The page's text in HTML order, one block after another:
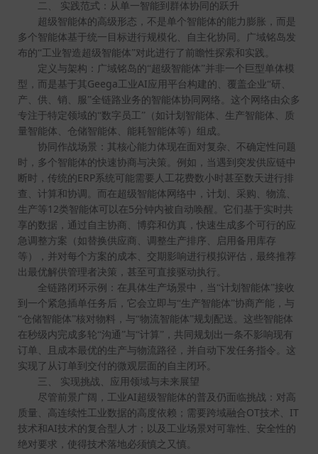
二、
实践范式：从单一智能到群体协同的跃升
超级智能体的高级形态，不是单个智能体的能力膨胀，而是
多个智能体基于统一目标进行规模化、自主化协同。广域铭岛发
布的“工业智造超级智能体”对此进行了前瞻性探索和实践。
定义与架构：广域铭岛的“超级智能体”并非一个巨型单体模
型，而是基于其 Geega工业AI应用平台构建的、覆盖企业“研、
产、供、销、服”全链路业务的智能体协同网络。这个网络由众多
专注于特定领域的“数字员工”（如计划智能体、生产智能体、质
量智能体、仓储智能体、能耗智能体等）组成。
协同作战场景：其核心能力体现在面对复杂、不确定性问题
时，多个智能体的快速协商与决策。例如，当遇到突发供应链中
断时，传统的ERP系统可能需要人工花费数小时甚至数天进行排
查、计算和协调。而在超级智能体网络中，计划、采购、物流、
生产等 12类智能体可以在5分钟内被自动唤醒。它们基于实时共
享的数据，通过自主协商、博弈和仿真，快速生成多个可行的应
急调整方案（如替换供应商、调整生产排序、启用备用库存
等），并对每个方案的成本、交期影响进行模拟评估，最终推荐
出最优解供管理者决策，甚至可直接驱动执行。
全链路闭环示例：在具体生产场景中，当“计划智能体”接收
到一个紧急插单任务后，它会立即与“生产智能体”协商产能，与
“仓储智能体”核对物料，与“物流智能体”规划配送。这些智能体
在秒级内完成多轮“沟通”与“计算”，共同规划出一条不影响现有
订单、且成本最优的生产与物流路径，并自动下发任务指令。这
实现了从订单到交付的微观层面的自主闭环。
三、
实现挑战、应用领域与未来展望
尽管前景广阔，工业AI超级智能体的普及仍面临挑战：对高
质量、高连续性工业数据的高度依赖；需要跨域融合OT技术、 IT
技术和 AI技术的复合型人才；以及工业场景对可靠性、安全性的
绝对要求，使得技术落地必须慎之又慎。